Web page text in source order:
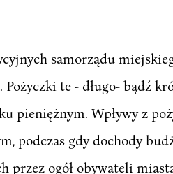
samorządu
te - długo- bądź
pieniężnym. Wpływy z
podczas gdy dochody
przez ogół obywateli